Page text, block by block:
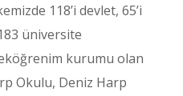
118’i devlet, 65’i
üniversite
kurumu olan
Okulu, Deniz Harp